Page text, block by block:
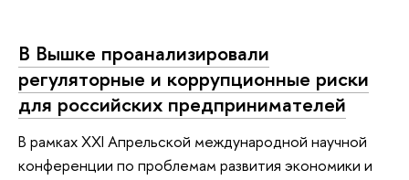
В Вышке проанализировали
регуляторные и коррупционные риски
для российских предпринимателей
В рамках XXI Апрельской международной научной
конференции по проблемам развития экономики и